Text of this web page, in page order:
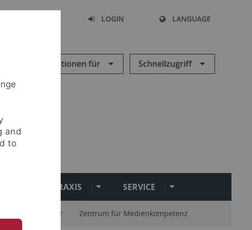
LOGIN LANGUAGE
Informationen für Schnellzugriff
PRAXIS SERVICE
Mediendozentur Zentrum für Medienkompetenz
and
to